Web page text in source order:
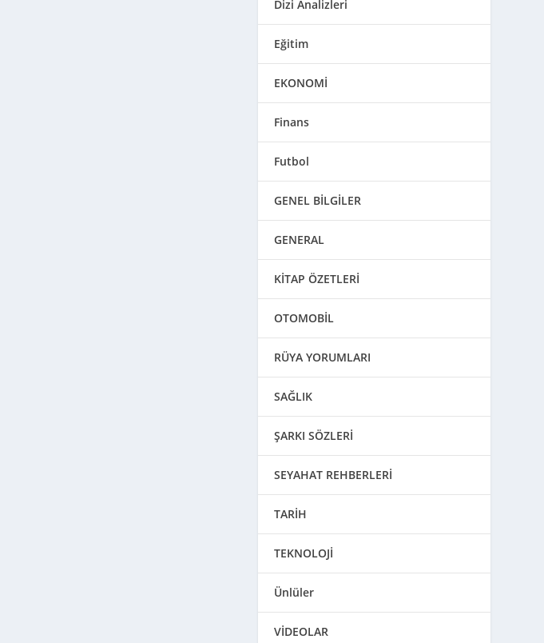
Dizi Analizleri
Eğitim
EKONOMİ
Finans
Futbol
GENEL BİLGİLER
GENERAL
KİTAP ÖZETLERİ
OTOMOBİL
RÜYA YORUMLARI
SAĞLIK
ŞARKI SÖZLERİ
SEYAHAT REHBERLERİ
TARİH
TEKNOLOJİ
Ünlüler
VİDEOLAR